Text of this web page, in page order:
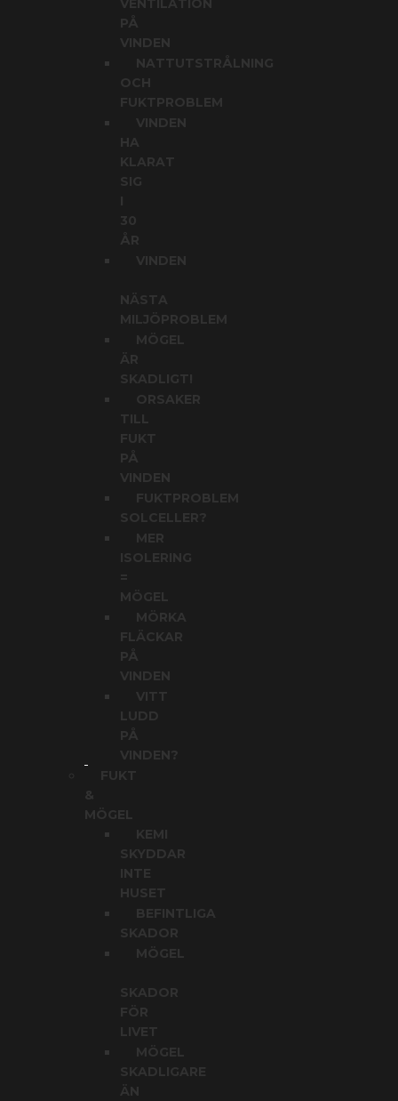
VENTILATION
PÅ
VINDEN
NATTUTSTRÅLNING
OCH
FUKTPROBLEM
VINDEN
HA
KLARAT
30
ÅR
VINDEN
NÄSTA
MILJÖPROBLEM
MÖGEL
ÄR
SKADLIGT!
ORSAKER
FUKT
PÅ
VINDEN
FUKTPROBLEM
SOLCELLER?
MER
ISOLERING
MÖGEL
MÖRKA
FLÄCKAR
PÅ
VINDEN
VITT
PÅ
VINDEN?
FUKT
&
MÖGEL
KEMI
SKYDDAR
HUSET
BEFINTLIGA
SKADOR
MÖGEL
SKADOR
FÖR
LIVET
MÖGEL
SKADLIGARE
ÄN